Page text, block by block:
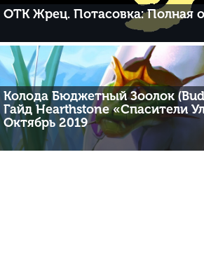
ОТК Жрец. Потасовка: Полная
Колода Бюджетный Зоолок
Гайд Hearthstone «Спасители
Октябрь 2019